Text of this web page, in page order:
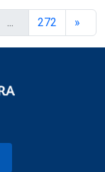
272 »